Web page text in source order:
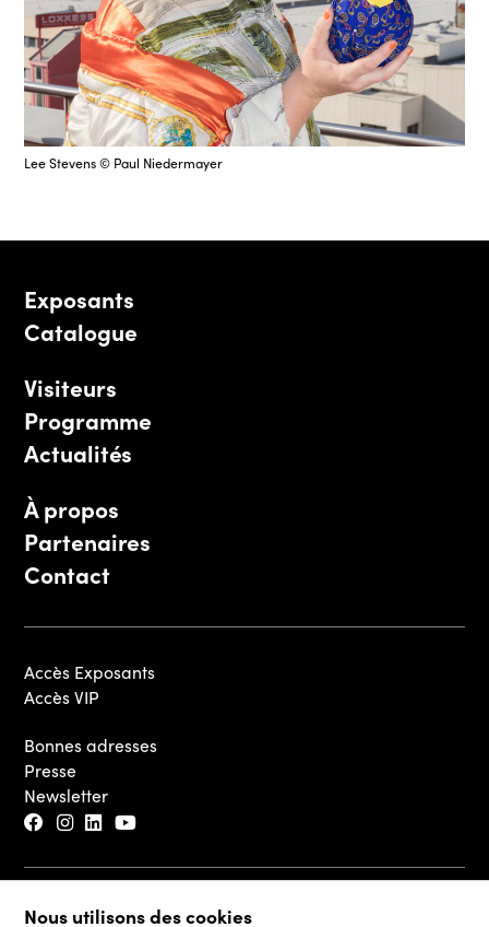
Nous utilisons des cookies
Lee Stevens © Paul Niedermayer
Exposants
Catalogue
Visiteurs
Programme
Actualités
À propos
Partenaires
Contact
Accès Exposants
Accès VIP
Bonnes adresses
Presse
Newsletter
© 2026 - Luxembourg Art Week S.A.